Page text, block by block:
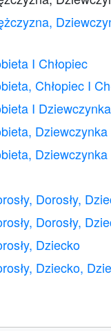
I Chłopiec
Chłopiec I
I Dziewczynka
Dziewczynka
Dorosły,
Dorosły,
Dziecko
Dziecko,